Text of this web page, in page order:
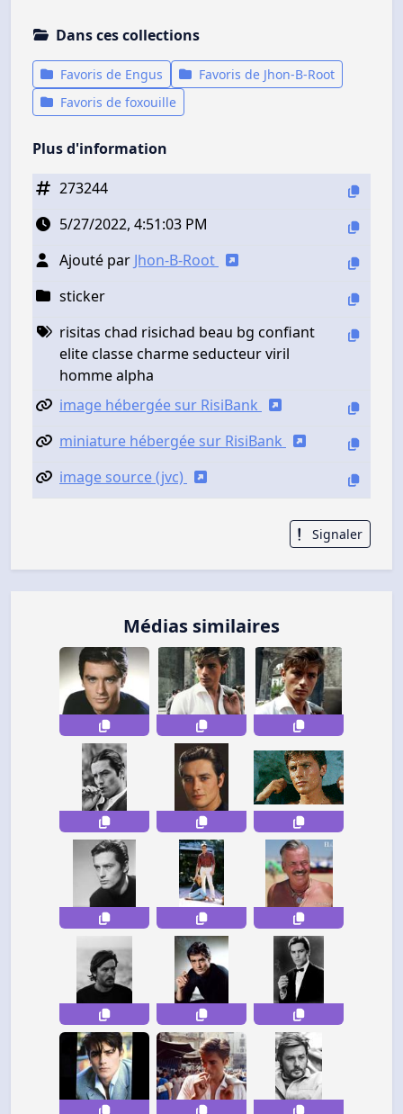
Dans ces collections
Favoris de Engus
Favoris de Jhon-B-Root
Favoris de foxouille
Plus d'information
273244
5/27/2022, 4:51:03 PM
Ajouté par Jhon-B-Root
sticker
risitas chad risichad beau bg confiant
elite classe charme seducteur viril
homme alpha
image hébergée sur RisiBank
miniature hébergée sur RisiBank
image source (jvc)
Signaler
Médias similaires